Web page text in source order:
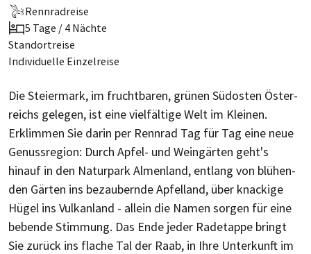
Rennradreise
5 Tage / 4 Nächte
Standortreise
Individuelle Einzelreise
Die Steiermark, im fruchtbaren, grünen Süd­osten Öster­­
reichs gelegen, ist eine viel­­fäl­­tige Welt im Kleinen.
Erklim­­men Sie darin per Renn­­rad Tag für Tag eine neue
Genuss­­region: Durch Apfel- und Wein­gärten geht's
hinauf in den Natur­­park Almen­­land, ent­­lang von blü­­hen­
den Gär­ten ins bezau­­bernde Apfel­­land, über knackige
Hügel ins Vulkan­­land - allein die Namen sorgen für eine
bebende Stim­mung. Das Ende jeder Rad­­etap­pe bringt
Sie zurück ins flache Tal der Raab, in Ihre Unter­­kunft im